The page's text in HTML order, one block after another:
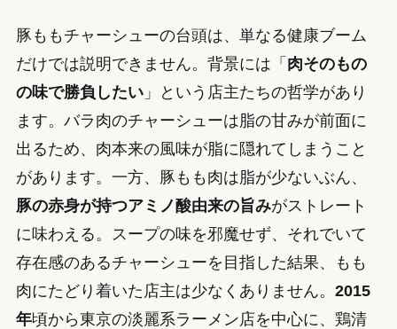
豚ももチャーシューの台頭は、単なる健康ブーム
だけでは説明できません。背景には「 肉そのもの
の味で勝負したい」という店主たちの哲学があり
ます。バラ肉のチャーシューは脂の甘みが前面に
出るため、肉本来の風味が脂に隠れてしまうこと
があります。一方、豚もも肉は脂が少ないぶん、
豚の赤身が持つアミノ酸由来の旨みがストレート
に味わえる。スープの味を邪魔せず、それでいて
存在感のあるチャーシューを目指した結果、もも
肉にたどり着いた店主は少なくありません。 2015
年頃から東京の淡麗系ラーメン店を中心に、鶏清